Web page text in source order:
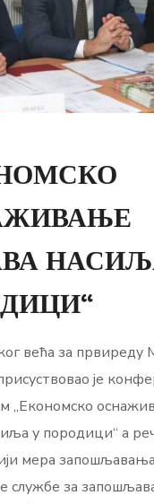
већа за првиреду
је
„Економско
у породици“ а реч
мера запошљавања
службе за